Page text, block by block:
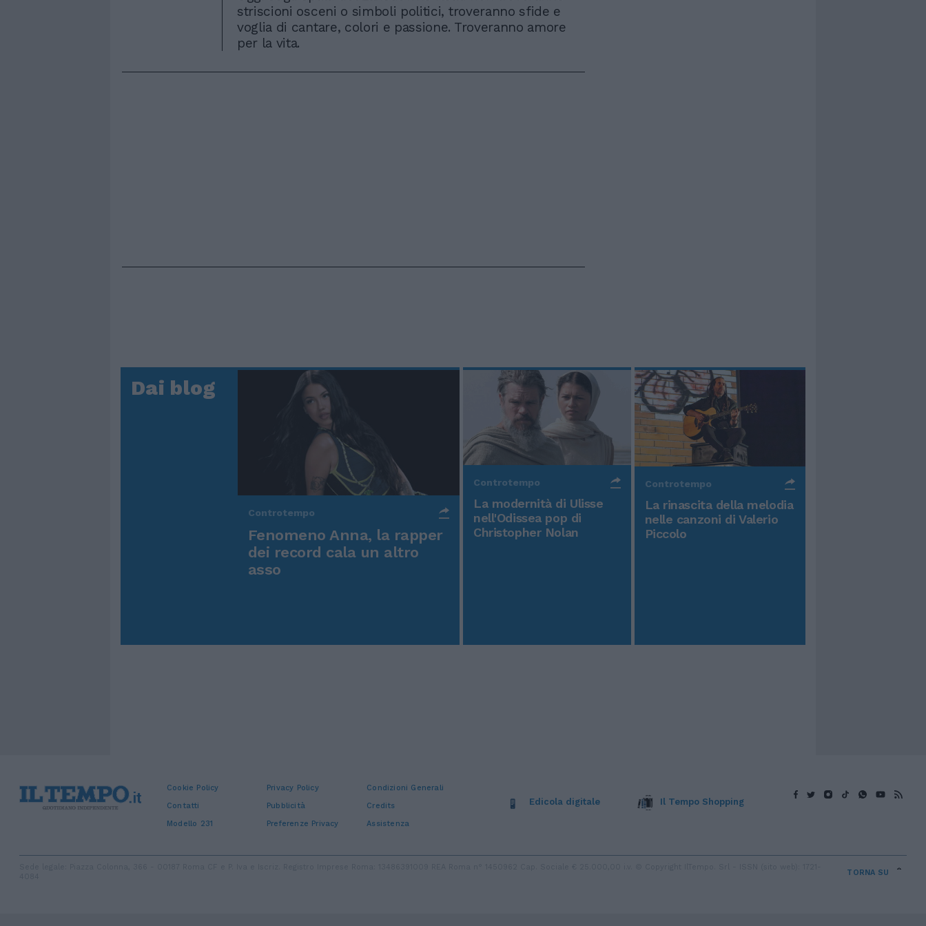
striscioni osceni o simboli politici, troveranno sfide e
voglia di cantare, colori e passione. Troveranno amore
per la vita.
Dai blog
Controtempo
Fenomeno Anna, la rapper
dei record cala un altro
asso
Controtempo
La modernità di Ulisse
nell'Odissea pop di
Christopher Nolan
Controtempo
La rinascita della melodia
nelle canzoni di Valerio
Piccolo
Cookie Policy Privacy Policy
Condizioni Generali
Contatti
Pubblicità
Credits
Modello 231
Preferenze Privacy Assistenza
Edicola digitale Il Tempo Shopping
TORNA SU